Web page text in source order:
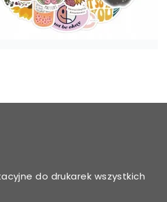
do drukarek wszystkich